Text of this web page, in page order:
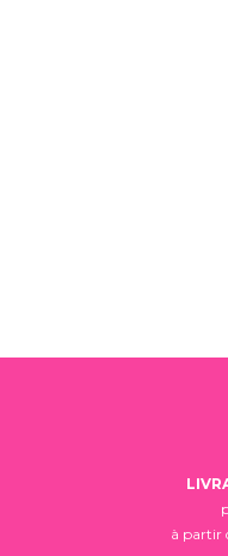
à partir